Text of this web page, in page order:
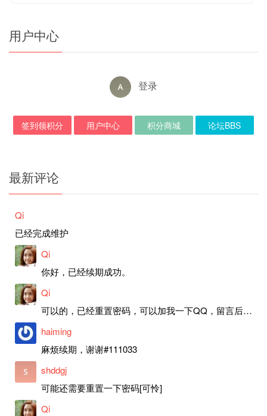
用户中心
登录
签到领积分 用户中心 积分商城 论坛BBS
最新评论
Qi
已经完成维护
Qi
你好，已经续期成功。
Qi
可以的，已经重置密码，可以加我一下QQ，留言后我就发密码给你。
haiming
麻烦续期，谢谢#111033
shddgj
可能还需要重置一下密码[可怜]
Qi